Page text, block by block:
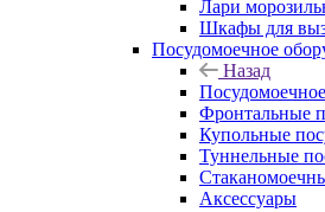
Лари
Шкафы для
Посудомоечное
Назад
Фронтальные
Купольные
Туннельные
Аксессуары